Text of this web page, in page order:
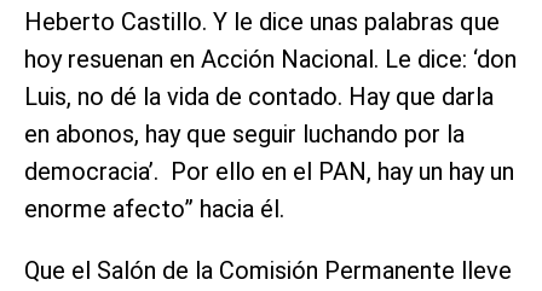
Heberto Castillo. Y le dice unas palabras que
hoy resuenan en Acción Nacional. Le dice: ‘don
Luis, no dé la vida de contado. Hay que darla
en abonos, hay que seguir luchando por la
democracia’. Por ello en el PAN, hay un hay un
enorme afecto” hacia él.
Que el Salón de la Comisión Permanente lleve